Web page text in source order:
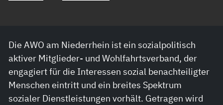
Die AWO am Niederrhein ist ein sozialpolitisch
aktiver Mitglieder- und Wohlfahrtsverband, der
engagiert für die Interessen sozial benachteiligter
Menschen eintritt und ein breites Spektrum
sozialer Dienstleistungen vorhält. Getragen wird